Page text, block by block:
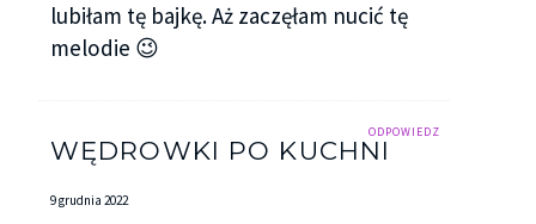
lubiłam tę bajkę. Aż zaczęłam nucić tę
melodie 😉
ODPOWIEDZ
WĘDROWKI PO KUCHNI
9 grudnia 2022